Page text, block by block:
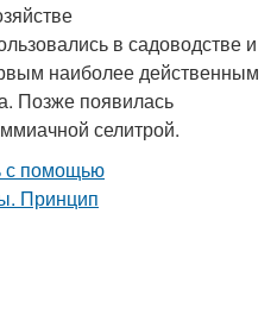
в садоводстве и
наиболее действенным
Позже появилась
селитрой.